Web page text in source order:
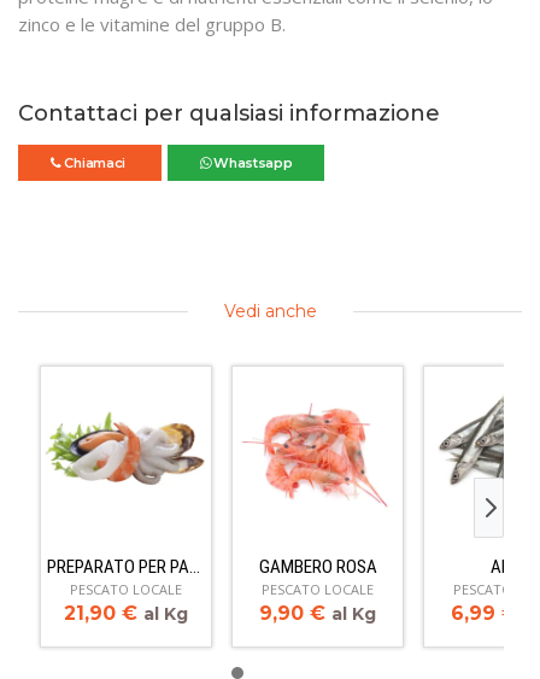
zinco e le vitamine del gruppo B.
Contattaci per qualsiasi informazione
Chiamaci Whastsapp
Vedi anche
PREPARATO PER PASTA
PESCATO LOCALE
21,90 € al Kg
GAMBERO ROSA
PESCATO LOCALE
9,90 € al Kg
ALICI
PESCATO
6,99 €